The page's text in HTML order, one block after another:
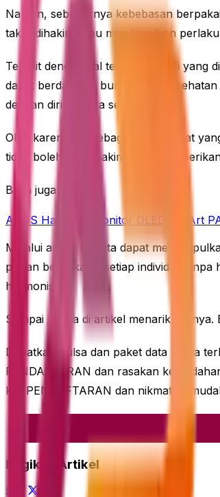
Namun, sebenarnya kebebasan
takut dihakimi atau mendapatkan
Terkait dengan hal tersebut, studi yang
dapat berdampak buruk pada
dengan diri mereka sendiri.
Oleh karena itu, sebagai masyarakat
tidak boleh menghakimi atau
Baca juga
ASUS Hadirkan Monitor OLED ProArt
Melalui artikel ini, kita dapat
pilihan berpakaian setiap individu,
harmonis.
Sampai jumpa di artikel menarik lainnya.
Dapatkan pulsa dan paket data kuota
PENDAFTARAN dan rasakan
klik PENDAFTARAN dan nikmati
Bagikan Artikel